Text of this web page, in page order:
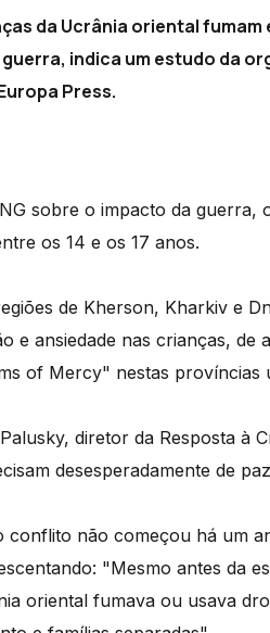
da Ucrânia oriental
indica um estudo da
Press.
sobre o impacto da
os 14 e os 17 anos.
de Kherson, Kharkiv e
e ansiedade nas crianças,
of Mercy" nestas províncias
diretor da Resposta à
desesperadamente de
conflito não começou há um
"Mesmo antes da
oriental fumava ou usava